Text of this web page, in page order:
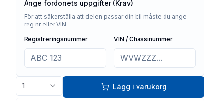
Ange fordonets uppgifter (Krav)
För att säkerställa att delen passar din bil måste du ange
reg.nr eller VIN.
Registreringsnummer
VIN / Chassinummer
1 Lägg i varukorg